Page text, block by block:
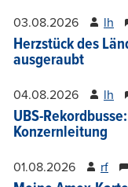
03.08.2026 lh
Herzstück des
ausgeraubt
04.08.2026 lh
UBS-
Konzernleitung
01.08.2026 rf